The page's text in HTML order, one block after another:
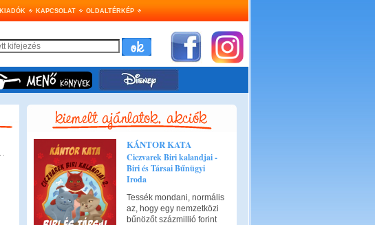
KIADÓK KAPCSOLAT OLDALTÉRKÉP
KÁNTOR KATA
Ciczvarek Biri kalandjai -
Biri és Társai Bűnügyi
Iroda
Tessék mondani, normális
az, hogy egy nemzetközi
bűnözőt százmillió forint